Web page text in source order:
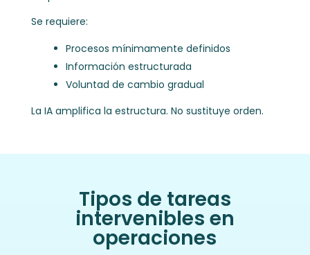
Se requiere:
Procesos mínimamente definidos
Información estructurada
Voluntad de cambio gradual
La IA amplifica la estructura. No sustituye orden.
Tipos de tareas
intervenibles en
operaciones